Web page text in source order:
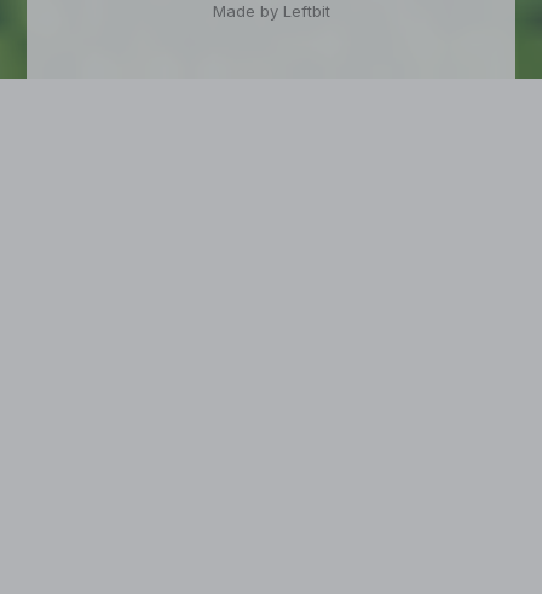
Made by Leftbit